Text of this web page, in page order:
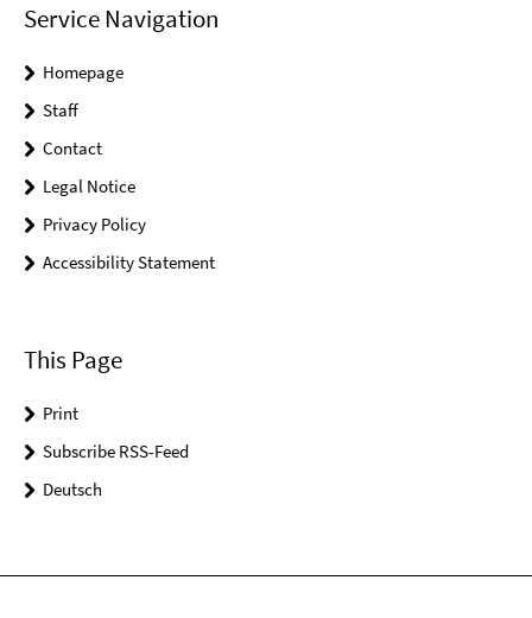
Service Navigation
Homepage
Staff
Contact
Legal Notice
Privacy Policy
Accessibility Statement
This Page
Print
Subscribe RSS-Feed
Deutsch